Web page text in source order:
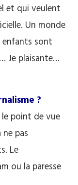
et qui veulent
Un monde
enfants sont
Je plaisante…
?
point de vue
pas
Le
ou la paresse